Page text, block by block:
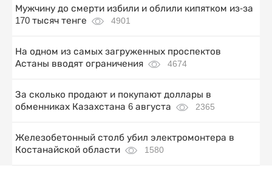
Мужчину до смерти избили и облили кипятком из-за
170 тысяч тенге
4901
На одном из самых загруженных проспектов
Астаны вводят ограничения
4674
За сколько продают и покупают доллары в
обменниках Казахстана 6 августа
2365
Железобетонный столб убил электромонтера в
Костанайской области
1580